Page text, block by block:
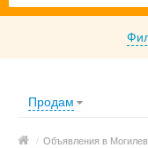
Продам
/ Объявления в